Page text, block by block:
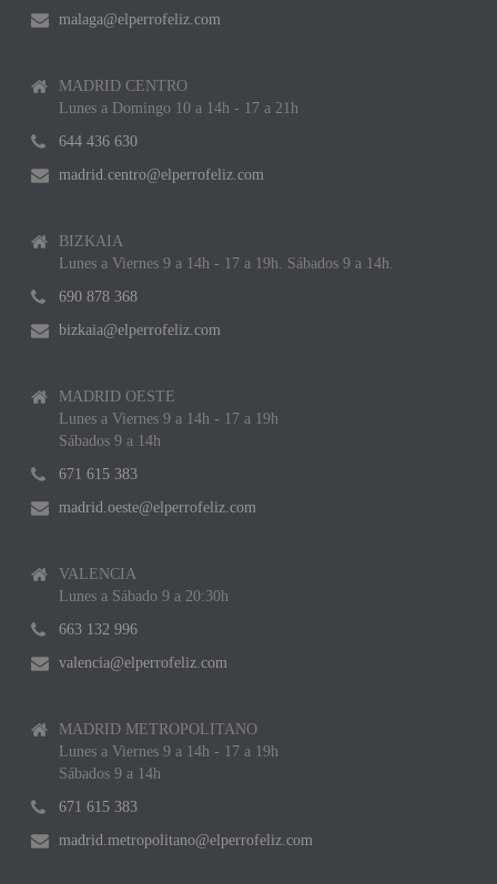
malaga@elperrofeliz.com
MADRID CENTRO
Lunes a Domingo 10 a 14h - 17 a 21h
644 436 630
madrid.centro@elperrofeliz.com
BIZKAIA
Lunes a Viernes 9 a 14h - 17 a 19h. Sábados 9 a 14h.
690 878 368
bizkaia@elperrofeliz.com
MADRID OESTE
Lunes a Viernes 9 a 14h - 17 a 19h
Sábados 9 a 14h
671 615 383
madrid.oeste@elperrofeliz.com
VALENCIA
Lunes a Sábado 9 a 20:30h
663 132 996
valencia@elperrofeliz.com
MADRID METROPOLITANO
Lunes a Viernes 9 a 14h - 17 a 19h
Sábados 9 a 14h
671 615 383
madrid.metropolitano@elperrofeliz.com